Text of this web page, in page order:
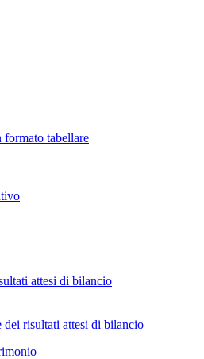
tabellare
attesi di bilancio
risultati attesi di bilancio